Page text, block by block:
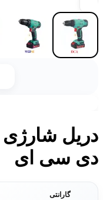
دی سی ای
گارانتی